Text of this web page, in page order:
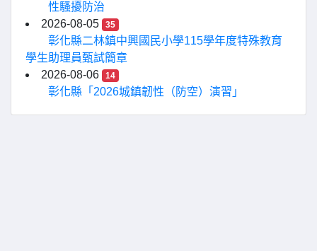
性騷擾防治
2026-08-05
35
彰化縣二林鎮中興國民小學115學年度特殊教育
學生助理員甄試簡章
2026-08-06
14
彰化縣「2026城鎮韌性（防空）演習」